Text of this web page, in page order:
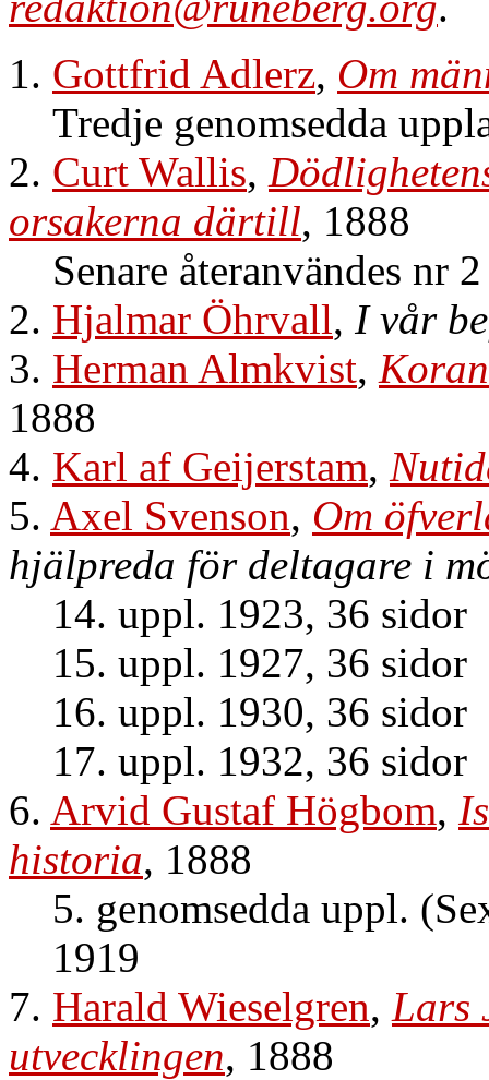
1. Gottfrid Adlerz, Om
Tredje genomsedda
2. Curt Wallis,
orsakerna därtill, 1888
Senare återanvändes nr
2. Hjalmar Öhrvall, I vår
3. Herman Almkvist,
1888
4. Karl af Geijerstam,
5. Axel Svenson, Om
hjälpreda för deltagare i
14. uppl. 1923, 36 sidor
15. uppl. 1927, 36 sidor
16. uppl. 1930, 36 sidor
17. uppl. 1932, 36 sidor
6. Arvid Gustaf Högbom,
historia, 1888
5. genomsedda uppl.
1919
7. Harald Wieselgren, Lars
utvecklingen, 1888